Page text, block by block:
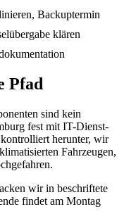
Backup­termin
klären
Pfad
sind kein
fest mit IT-Dienst­
herunter, wir
Fahr­zeugen,
wir in beschriftete
findet am Montag